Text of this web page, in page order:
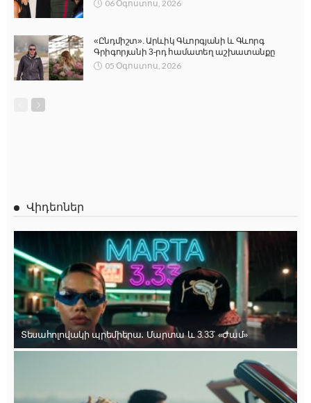
06 Օգոստոս, 2026
«Ընդմիշտ». Արևիկ Գևորգյանի և Գևորգ
Գրիգորյանի 3-րդ համատեղ աշխատանքը
05 Օգոստոս, 2026
Վիդեոներ
Տեսահոլովակի պրեմիերա․ Մարտա և 3.33՝ «Ժամ»